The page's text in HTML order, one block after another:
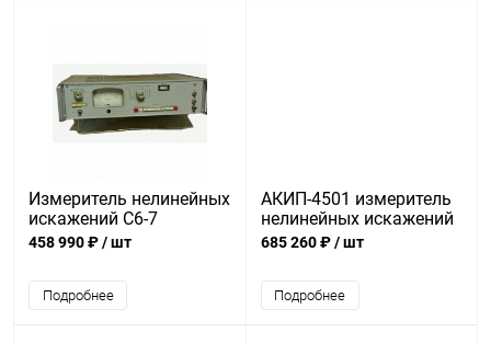
Измеритель нелинейных
искажений С6-7
458 990 ₽/ шт
Подробнее
АКИП-4501 измеритель
нелинейных искажений
685 260 ₽/ шт
Подробнее